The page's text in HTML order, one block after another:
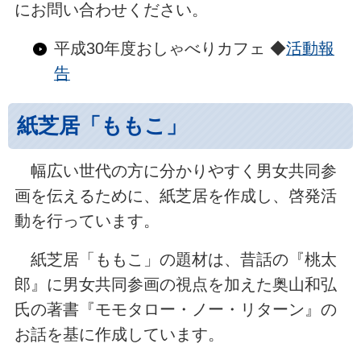
にお問い合わせください。
平成30年度おしゃべりカフェ ◆活動報
告
紙芝居「ももこ」
幅広い世代の方に分かりやすく男女共同参
画を伝えるために、紙芝居を作成し、啓発活
動を行っています。
紙芝居「ももこ」の題材は、昔話の『桃太
郎』に男女共同参画の視点を加えた奥山和弘
氏の著書『モモタロー・ノー・リターン』の
お話を基に作成しています。